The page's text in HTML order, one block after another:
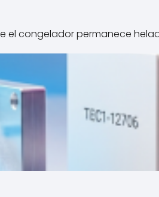
el congelador permanece